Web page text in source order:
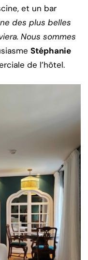
et un bar
des plus belles
Nous sommes
Stéphanie
de l’hôtel.